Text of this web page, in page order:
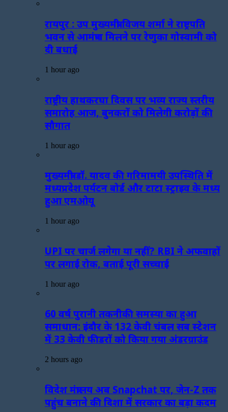
रायपुर : उप मुख्यमंत्री विजय शर्मा ने राष्ट्रपति
भवन से आमंत्रण मिलने पर रेणुका गोस्वामी को
दी बधाई
1 hour ago
राष्ट्रीय हाथकरघा दिवस पर भव्य राज्य स्तरीय
समारोह आज, बुनकरों को मिलेगी करोड़ों की
सौगात
1 hour ago
मुख्यमंत्री डॉ. यादव की गरिमामयी उपस्थिति में
मध्यप्रदेश पर्यटन बोर्ड और टाटा स्ट्राइव के मध्य
हुआ एमओयू
1 hour ago
UPI पर चार्ज लगेगा या नहीं? RBI ने अफवाहों
पर लगाई रोक, बताई पूरी सच्चाई
1 hour ago
60 वर्ष पुरानी तकनीकी समस्या का हुआ
समाधान: इंदौर के 132 केवी चंबल सब स्टेशन
में 33 केवी फीडरों को किया गया अंडरग्राउंड
2 hours ago
विदेश मंत्रालय अब Snapchat पर, जेन-Z तक
पहुंच बनाने की दिशा में सरकार का बड़ा कदम